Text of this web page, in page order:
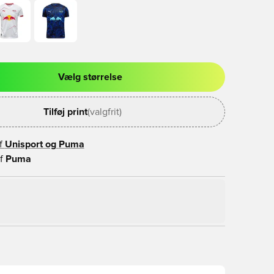
til at logge ind eller tilmelde dig som medlem
Vælg størrelse
Tilføj print(valgfrit)
Unisport og Puma
Puma